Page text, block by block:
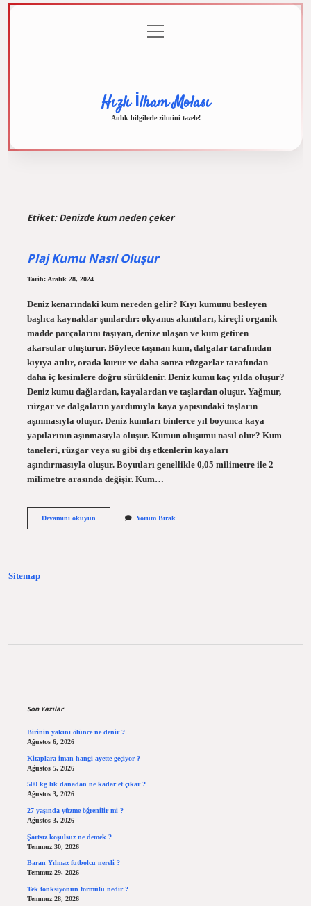
menüyü
aç
Hızlı İlham Molası
Anlık bilgilerle zihnini tazele!
Etiket:Denizde kum neden çeker
Plaj Kumu Nasıl Oluşur
Tarih: Aralık 28, 2024
Deniz kenarındaki kum nereden gelir? Kıyı kumunu besleyen
başlıca kaynaklar şunlardır: okyanus akıntıları, kireçli organik
madde parçalarını taşıyan, denize ulaşan ve kum getiren
akarsular oluşturur. Böylece taşınan kum, dalgalar tarafından
kıyıya atılır, orada kurur ve daha sonra rüzgarlar tarafından
daha iç kesimlere doğru sürüklenir. Deniz kumu kaç yılda oluşur?
Deniz kumu dağlardan, kayalardan ve taşlardan oluşur. Yağmur,
rüzgar ve dalgaların yardımıyla kaya yapısındaki taşların
aşınmasıyla oluşur. Deniz kumları binlerce yıl boyunca kaya
yapılarının aşınmasıyla oluşur. Kumun oluşumu nasıl olur? Kum
taneleri, rüzgar veya su gibi dış etkenlerin kayaları
aşındırmasıyla oluşur. Boyutları genellikle 0,05 milimetre ile 2
milimetre arasında değişir. Kum…
Devamını okuyunPlaj
Yorum Bırak
Sitemap
Son Yazılar
Birinin yakını ölünce ne denir ?
Ağustos 6, 2026
Kitaplara iman hangi ayette geçiyor ?
Ağustos 5, 2026
500 kg lık danadan ne kadar et çıkar ?
Ağustos 3, 2026
27 yaşında yüzme öğrenilir mi ?
Ağustos 3, 2026
Şartsız koşulsuz ne demek ?
Temmuz 30, 2026
Baran Yılmaz futbolcu nereli ?
Temmuz 29, 2026
Tek fonksiyonun formülü nedir ?
Temmuz 28, 2026